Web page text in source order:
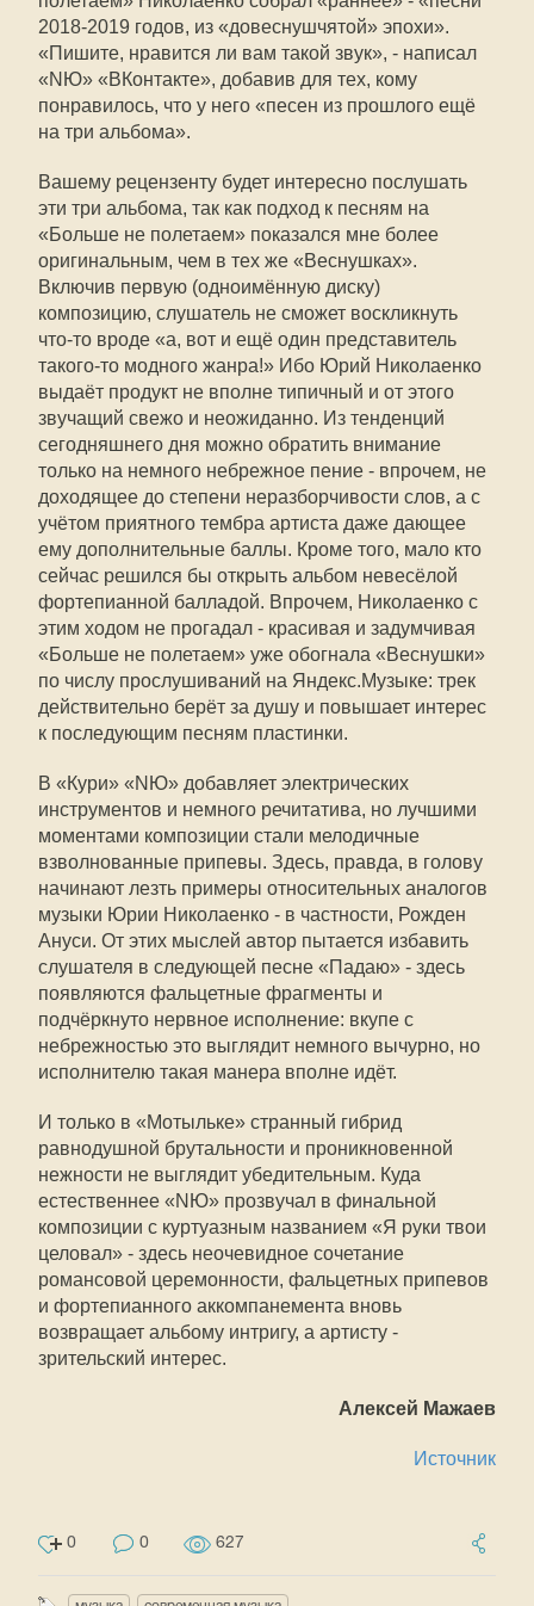
2018-2019 годов, из «довеснушчятой» эпохи».
«Пишите, нравится ли вам такой звук», - написал
«NЮ» «ВКонтакте», добавив для тех, кому
понравилось, что у него «песен из прошлого ещё
на три альбома».
Вашему рецензенту будет интересно послушать
эти три альбома, так как подход к песням на
«Больше не полетаем» показался мне более
оригинальным, чем в тех же «Веснушках».
Включив первую (одноимённую диску)
композицию, слушатель не сможет воскликнуть
что-то вроде «а, вот и ещё один представитель
такого-то модного жанра!» Ибо Юрий Николаенко
выдаёт продукт не вполне типичный и от этого
звучащий свежо и неожиданно. Из тенденций
сегодняшнего дня можно обратить внимание
только на немного небрежное пение - впрочем, не
доходящее до степени неразборчивости слов, а с
учётом приятного тембра артиста даже дающее
ему дополнительные баллы. Кроме того, мало кто
сейчас решился бы открыть альбом невесёлой
фортепианной балладой. Впрочем, Николаенко с
этим ходом не прогадал - красивая и задумчивая
«Больше не полетаем» уже обогнала «Веснушки»
по числу прослушиваний на Яндекс.Музыке: трек
действительно берёт за душу и повышает интерес
к последующим песням пластинки.
В «Кури» «NЮ» добавляет электрических
инструментов и немного речитатива, но лучшими
моментами композиции стали мелодичные
взволнованные припевы. Здесь, правда, в голову
начинают лезть примеры относительных аналогов
музыки Юрии Николаенко - в частности, Рожден
Ануси. От этих мыслей автор пытается избавить
слушателя в следующей песне «Падаю» - здесь
появляются фальцетные фрагменты и
подчёркнуто нервное исполнение: вкупе с
небрежностью это выглядит немного вычурно, но
исполнителю такая манера вполне идёт.
И только в «Мотыльке» странный гибрид
равнодушной брутальности и проникновенной
нежности не выглядит убедительным. Куда
естественнее «NЮ» прозвучал в финальной
композиции с куртуазным названием «Я руки твои
целовал» - здесь неочевидное сочетание
романсовой церемонности, фальцетных припевов
и фортепианного аккомпанемента вновь
возвращает альбому интригу, а артисту -
зрительский интерес.
Алексей Мажаев
Источник
0 0 627